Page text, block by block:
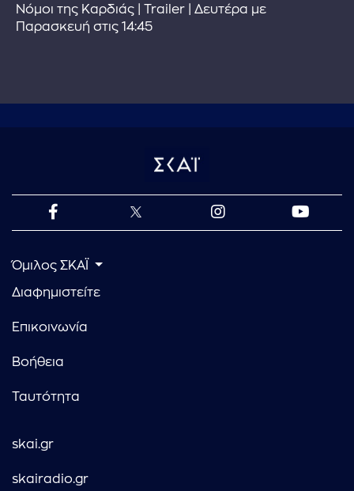
Νόμοι της Καρδιάς | Trailer | Δευτέρα με
Παρασκευή στις 14:45
Όμιλος ΣΚΑΪ
Διαφημιστείτε
Επικοινωνία
Βοήθεια
Ταυτότητα
skai.gr
skairadio.gr